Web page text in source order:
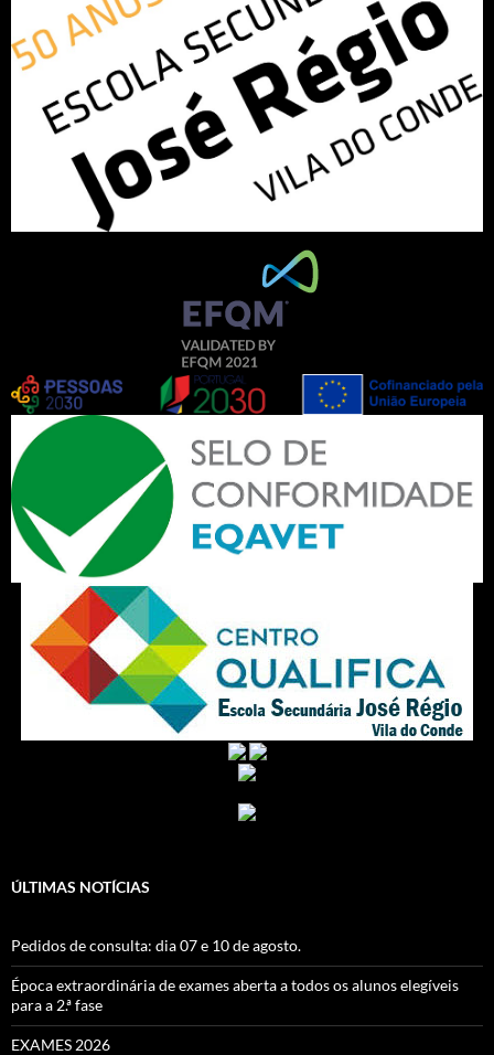
ÚLTIMAS NOTÍCIAS
Pedidos de consulta: dia 07 e 10 de agosto.
Época extraordinária de exames aberta a todos os alunos elegíveis
para a 2.ª fase
EXAMES 2026